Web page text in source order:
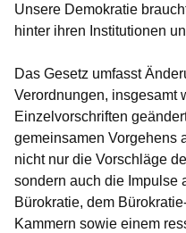
Unsere Demokratie
hinter ihren Institutionen
Das Gesetz umfasst
Verordnungen, insgesamt
Einzelvorschriften
gemeinsamen Vorgehens
nicht nur die Vorschläge
sondern auch die Impulse
Bürokratie, dem
Kammern sowie einem